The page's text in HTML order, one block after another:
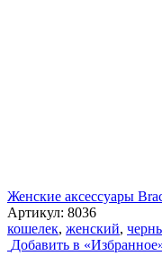
Женские аксессуары
Артикул: 8036
кошелек, женский,
Добавить в